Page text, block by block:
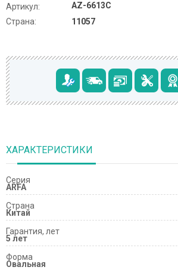
Артикул:
AZ-6613C
Страна:
11057
ХАРАКТЕРИСТИКИ
Серия
ARFA
Страна
Китай
Гарантия, лет
5 лет
Форма
Овальная